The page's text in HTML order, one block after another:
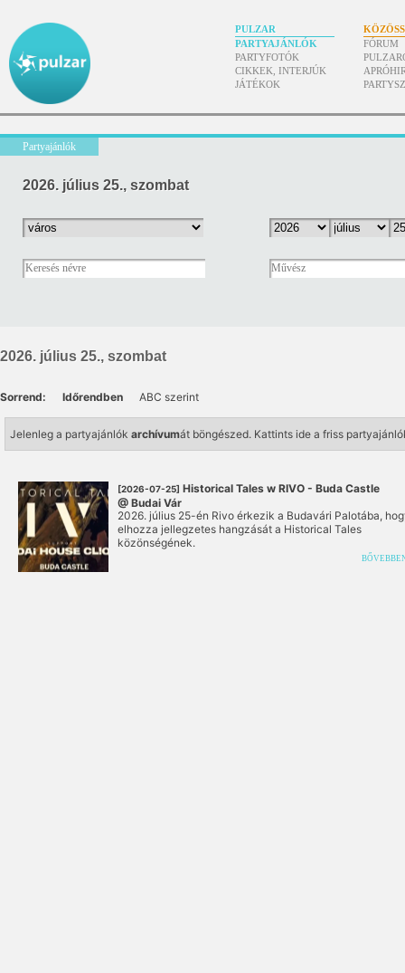
PULZAR
PARTYAJÁNLÓK
PARTYFOTÓK
CIKKEK, INTERJÚK
JÁTÉKOK
FÓRUM
Partyajánlók
2026. július 25., szombat
2026. július 25., szombat
Sorrend: Időrendben ABC szerint
Jelenleg a partyajánlók archívumát böngészed. Kattints ide a friss
[2026-07-25] Historical Tales w RIVO - Buda Castle
@ Budai Vár
2026. július 25-én Rivo érkezik a Budavári Palotába,
elhozza jellegzetes hangzását a Historical Tales
közönségének.